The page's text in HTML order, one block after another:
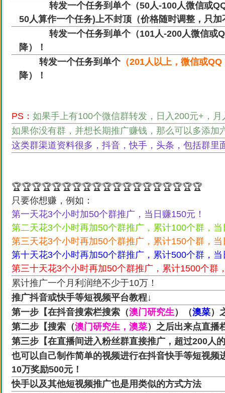
转发一个任务到单个（50人-100人微信或
50人算作一个任务)上不封顶（价格随时调整，只加
转发一个任务到单个（101人-200人微信或
降）！
转发一个任务到单个 （201人以上，微信或
降）！
PS： 如果手上有100个微信群转发，日入200元+，
如果你没有群，并想长期推广赚钱，那么可以多添加
这类群渠道资料很多，抖音，快手，头条，包括群里
🏆🏆🏆🏆🏆🏆🏆🏆🏆🏆🏆🏆🏆🏆🏆🏆🏆🏆🏆
只要你想赚，例如：
第一天花3个小时加50个群推广，当日赚150元！
第二天花3个小时再加50个群推广，累计100个群，
第三天花3个小时再加50个群推广，累计150个群，
第十天花3个小时再加50个群推广，累计500个群，
第三十天花3个小时再加50个群推广，累计1500个群
累计推广一个月利润绝不少于10万！
推广抖音或快手等短视频平台教程↓
第一步【在抖音搜索栏搜索（澳门研究生）（澳菜）
第二步【搜索（澳门研究生，澳菜）之后出来点直播
第三步【在直播间进入粉丝群直接推广，超过200人
也可以自己制作简单的视频进行在抖音快手等短视
10万奖励500元！
快手以及其他短视频推广也是用类似的方式方法